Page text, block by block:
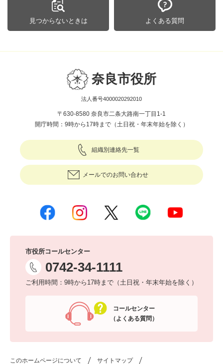
見つからないときは よくある質問
奈良市役所
法人番号4000020292010
〒630-8580 奈良市二条大路南一丁目1-1
開庁時間：9時から17時まで（土日祝・年末年始を除く）
組織別連絡先一覧
メールでのお問い合わせ
市役所コールセンター
0742-34-1111
ご利用時間：9時から17時まで（土日祝・年末年始を除く）
コールセンター
（よくある質問）
このホームページについて サイトマップ